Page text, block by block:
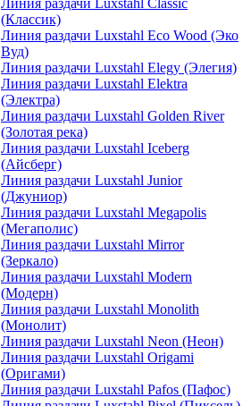
Линия раздачи Luxstahl Classic
(Классик)
Линия раздачи Luxstahl Eco Wood (Эко
Вуд)
Линия раздачи Luxstahl Elegy (Элегия)
Линия раздачи Luxstahl Elektra
(Электра)
Линия раздачи Luxstahl Golden River
(Золотая река)
Линия раздачи Luxstahl Iceberg
(Айсберг)
Линия раздачи Luxstahl Junior
(Джуниор)
Линия раздачи Luxstahl Megapolis
(Мегаполис)
Линия раздачи Luxstahl Mirror
(Зеркало)
Линия раздачи Luxstahl Modern
(Модерн)
Линия раздачи Luxstahl Monolith
(Монолит)
Линия раздачи Luxstahl Neon (Неон)
Линия раздачи Luxstahl Origami
(Оригами)
Линия раздачи Luxstahl Pafos (Пафос)